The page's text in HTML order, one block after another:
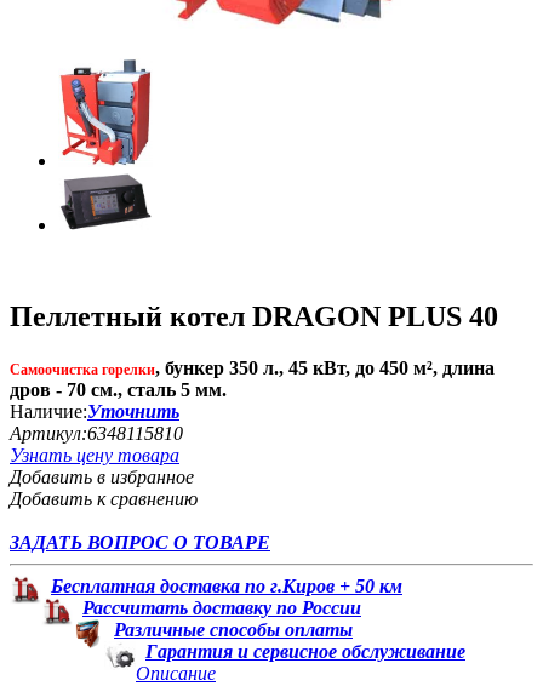
Пеллетный котел DRAGON PLUS 40
Самоочистка горелки, бункер 350 л., 45 кВт, до 450 м², длина
дров - 70 см., сталь 5 мм.
Наличие:Уточнить
Артикул:6348115810
Узнать цену товара
Добавить в избранное
Добавить к сравнению
ЗАДАТЬ ВОПРОС О ТОВАРЕ
Бесплатная доставка по г.Киров + 50 км
Рассчитать доставку по России
Различные способы оплаты
Гарантия и сервисное обслуживание
Описание